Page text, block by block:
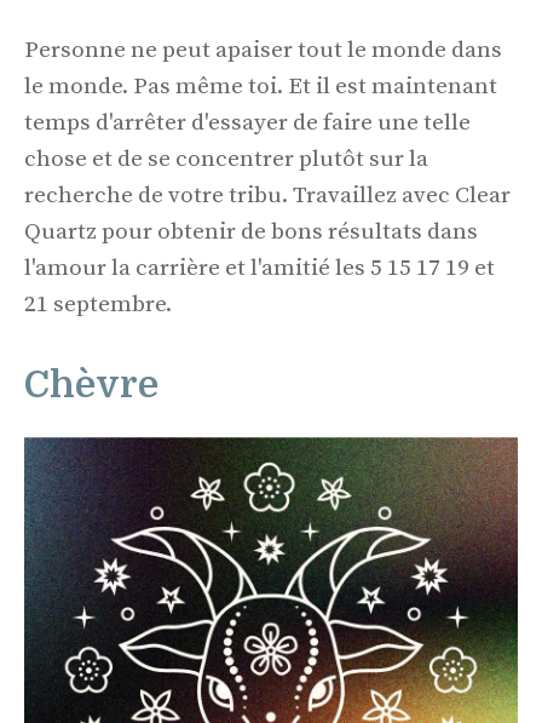
Personne ne peut apaiser tout le monde dans
le monde. Pas même toi. Et il est maintenant
temps d'arrêter d'essayer de faire une telle
chose et de se concentrer plutôt sur la
recherche de votre tribu. Travaillez avec Clear
Quartz pour obtenir de bons résultats dans
l'amour la carrière et l'amitié les 5 15 17 19 et
21 septembre.
Chèvre